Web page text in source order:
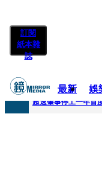
訂閱
紙本雜
誌
最新 娛
快訊